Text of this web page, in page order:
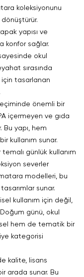
koleksiyonunu
yapısı ve
konfor sağlar.
okul
sırasında
için tasarlanan
önemli bir
içermeyen ve gıda
yapı, hem
kullanım sunar.
temalı günlük kullanım
severler
matara modelleri, bu
sunar.
kullanım için değil,
günü, okul
hem de tematik bir
kategorisi
kalite, lisans
arada sunar. Bu